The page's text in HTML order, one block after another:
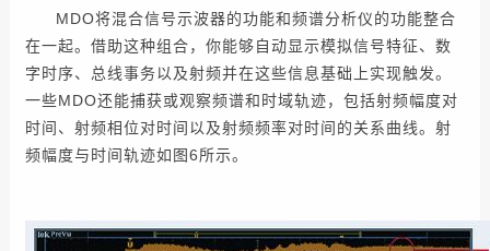
MDO将混合信号示波器的功能和频谱分析仪的功能整合
在一起。借助这种组合，你能够自动显示模拟信号特征、数
字时序、总线事务以及射频并在这些信息基础上实现触发。
一些MDO还能捕获或观察频谱和时域轨迹，包括射频幅度对
时间、射频相位对时间以及射频频率对时间的关系曲线。射
频幅度与时间轨迹如图6所示。